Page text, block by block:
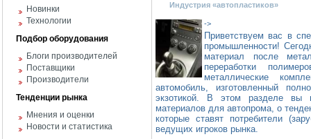
Новинки
Технологии
Подбор оборудования
Блоги производителей
Поставщики
Производители
Тенденции рынка
Мнения и оценки
Новости и статистика
Индустрия «автопластиков»
->
Приветствуем вас в
промышленности!
материал после
переработки
металлические
автомобиль, изготовленный
экзотикой. В этом разделе вы
материалов для автопрома, о
которые ставят потребители
ведущих игроков рынка.